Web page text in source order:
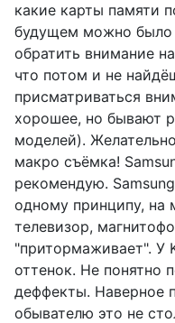
какие карты памяти
будущем можно было
обратить внимание
что потом и не
присматриваться
хорошее, но бывают
моделей).
макро съёмка!
рекомендую.
одному принципу, на
телевизор,
"притормаживает". У
оттенок. Не понятно
деффекты. Наверное
обывателю это не